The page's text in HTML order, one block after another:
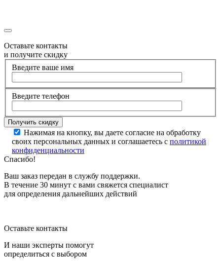
Оставьте контакты
и получите скидку
Введите ваше имя
Введите телефон
Нажимая на кнопку, вы даете согласие на обработку
своих персональных данных и соглашаетесь с политикой
конфиденциальности
Спасибо!
Ваш заказ передан в службу поддержки.
В течение 30 минут с вами свяжется специалист
для определения дальнейших действий
Оставьте контакты
И наши эксперты помогут
определиться с выбором